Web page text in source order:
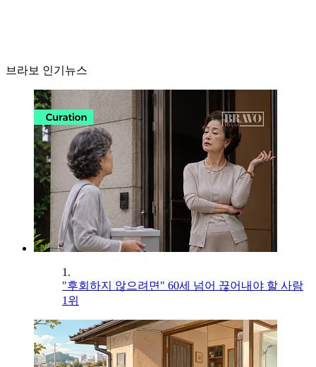
브라보 인기뉴스
1.
"후회하지 않으려면" 60세 넘어 끊어내야 할 사람
1위